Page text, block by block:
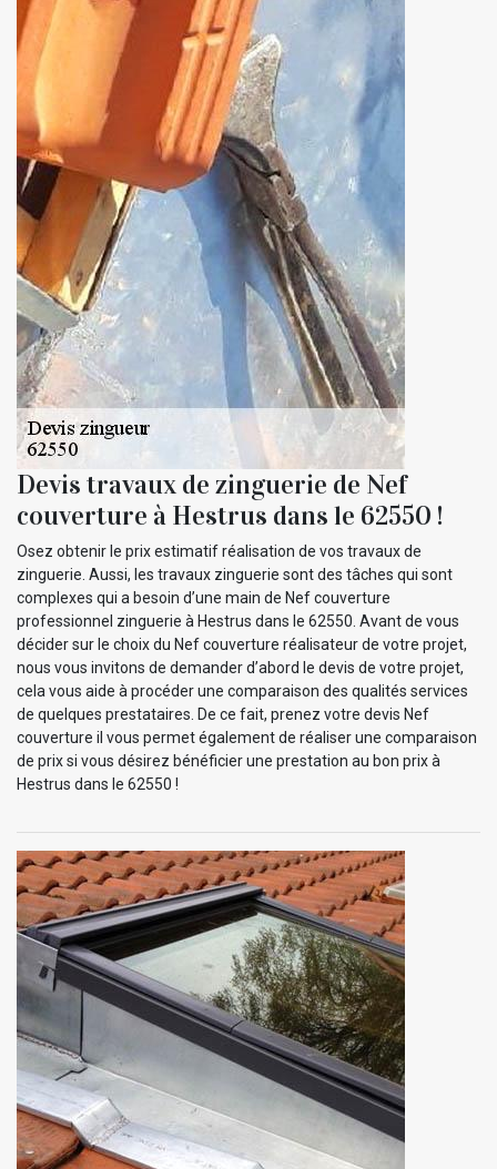
Devis travaux de zinguerie de Nef
couverture à Hestrus dans le 62550 !
Osez obtenir le prix estimatif réalisation de vos travaux de
zinguerie. Aussi, les travaux zinguerie sont des tâches qui sont
complexes qui a besoin d’une main de Nef couverture
professionnel zinguerie à Hestrus dans le 62550. Avant de vous
décider sur le choix du Nef couverture réalisateur de votre projet,
nous vous invitons de demander d’abord le devis de votre projet,
cela vous aide à procéder une comparaison des qualités services
de quelques prestataires. De ce fait, prenez votre devis Nef
couverture il vous permet également de réaliser une comparaison
de prix si vous désirez bénéficier une prestation au bon prix à
Hestrus dans le 62550 !